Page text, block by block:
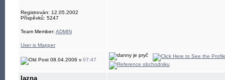
Registrován: 12.05.2002
Příspěvků: 5247
Team Member: ADMIN
User is Mapper
08.04.2006 v 07:47
lazna